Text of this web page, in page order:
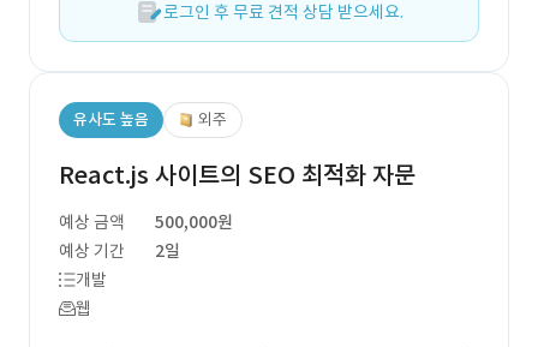
로그인 후 무료 견적 상담 받으세요.
유사도 높음 외주
React.js 사이트의 SEO 최적화 자문
예상 금액
500,000원
예상 기간
2일
개발
웹